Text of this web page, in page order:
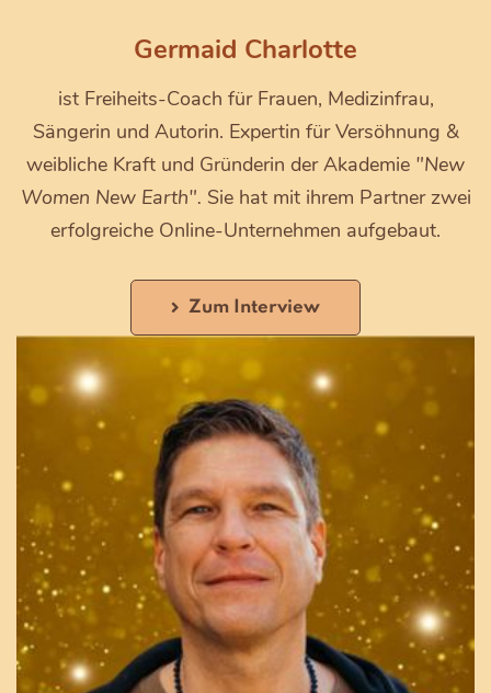
Germaid Charlotte
ist Freiheits-Coach für Frauen, Medizinfrau,
Sängerin und Autorin. Expertin für Versöhnung &
weibliche Kraft und Gründerin der Akademie "New
Women New Earth". Sie hat mit ihrem Partner zwei
erfolgreiche Online-Unternehmen aufgebaut.
Zum Interview